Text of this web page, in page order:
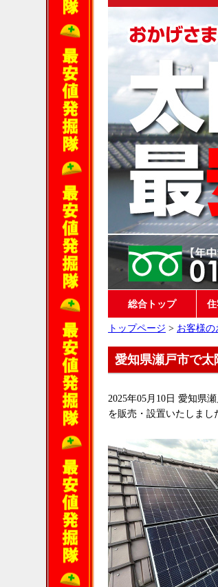
総合トップ
トップページ > お客様の
愛知県瀬戸市で太
2025年05月10日 愛知県
を販売・設置いたしまし